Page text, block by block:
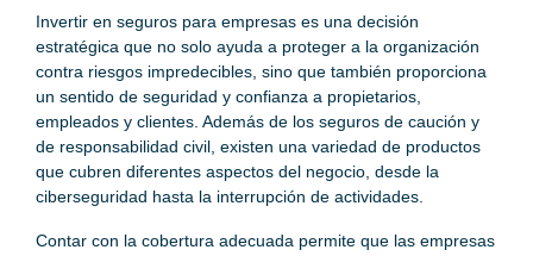
Invertir en seguros para empresas es una decisión
estratégica que no solo ayuda a proteger a la organización
contra riesgos impredecibles, sino que también proporciona
un sentido de seguridad y confianza a propietarios,
empleados y clientes. Además de los seguros de caución y
de responsabilidad civil, existen una variedad de productos
que cubren diferentes aspectos del negocio, desde la
ciberseguridad hasta la interrupción de actividades.
Contar con la cobertura adecuada permite que las empresas